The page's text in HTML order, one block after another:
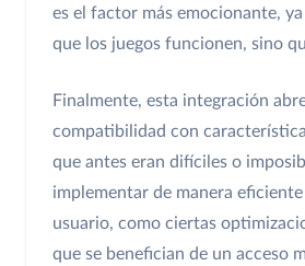
es el factor más emocionante,
que los juegos funcionen, sino
Finalmente, esta integración
compatibilidad con
que antes eran difíciles o
implementar de manera
usuario, como ciertas
que se benefician de un acceso